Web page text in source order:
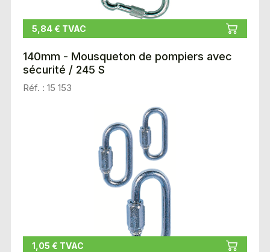
5,84 € TVAC
140mm - Mousqueton de pompiers avec
sécurité / 245 S
Réf. : 15 153
1,05 € TVAC